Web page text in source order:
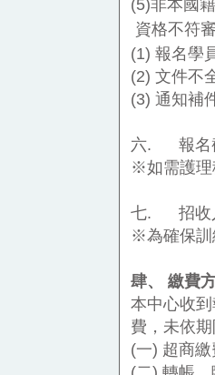
(5)非本國
資格不符
(1) 報名學
(2) 文件不
(3) 通知補
六. 報名
※如需護理
七. 招收
※為確保訓
肆、
繳費
本中心收
費， 未依
(一) 超商